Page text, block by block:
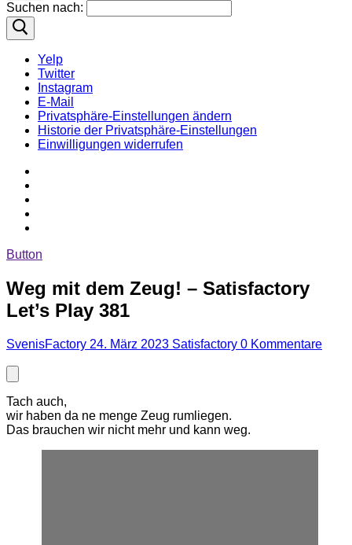
Suchen nach:
Yelp
Twitter
Instagram
E-Mail
Privatsphäre-Einstellungen ändern
Historie der Privatsphäre-Einstellungen
Einwilligungen widerrufen
Button
Weg mit dem Zeug! – Satisfactory
Let’s Play 381
SvenisFactory 24. März 2023 Satisfactory 0 Kommentare
Tach auch,
wir haben da ne menge Zeug rumliegen.
Das brauchen wir nicht mehr und kann weg.